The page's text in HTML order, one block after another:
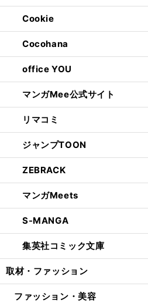
Cookie
Cocohana
office YOU
マンガMee公式サイト
リマコミ
ジャンプTOON
ZEBRACK
マンガMeets
S-MANGA
集英社コミック文庫
取材・ファッション
ファッション・美容